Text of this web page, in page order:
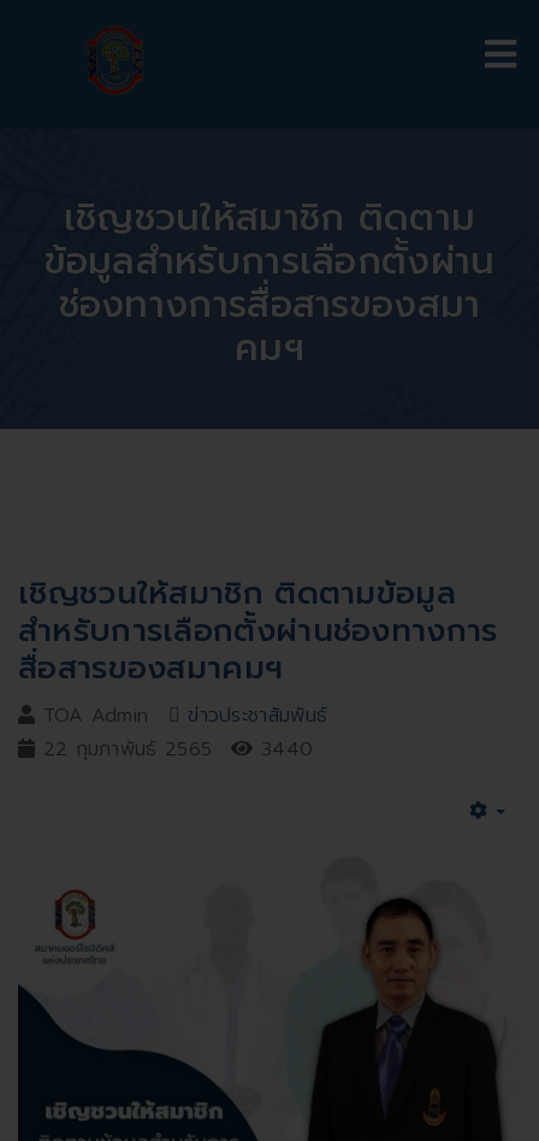
เชิญชวนให้สมาชิก ติดตาม
ข้อมูลสำหรับการเลือกตั้งผ่าน
ช่องทางการสื่อสารของสมา
คมฯ
เชิญชวนให้สมาชิก ติดตามข้อมูล
สำหรับการเลือกตั้งผ่านช่องทางการ
สื่อสารของสมาคมฯ
TOA Admin
ข่าวประชาสัมพันธ์
22 กุมภาพันธ์ 2565
3440